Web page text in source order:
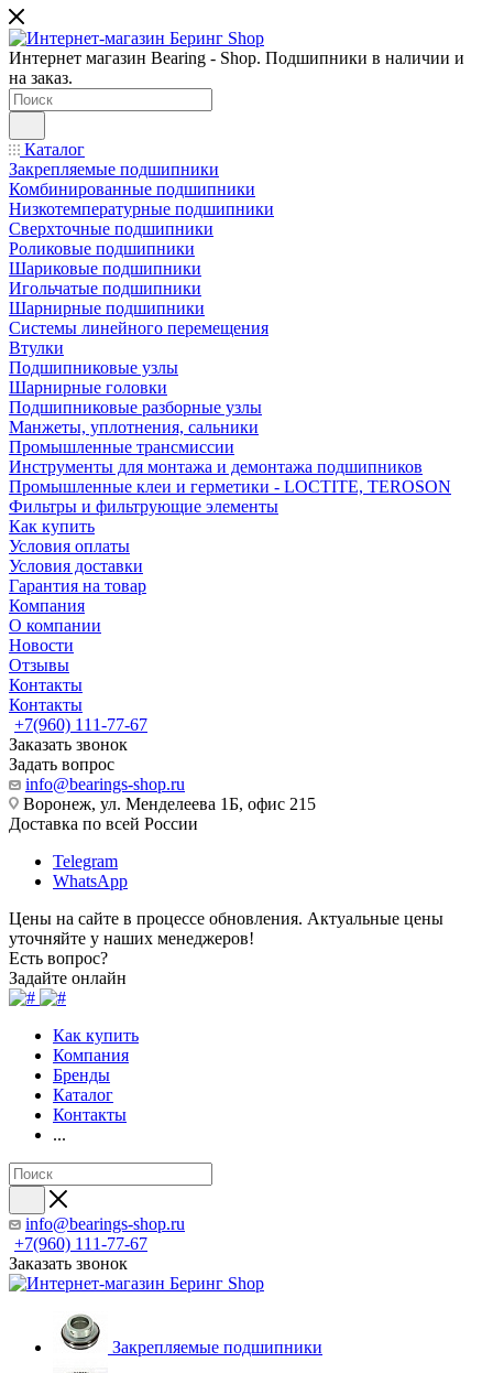
Интернет магазин Bearing - Shop. Подшипники в наличии и
на заказ.
Каталог
Закрепляемые подшипники
Комбинированные подшипники
Низкотемпературные подшипники
Сверхточные подшипники
Роликовые подшипники
Шариковые подшипники
Игольчатые подшипники
Шарнирные подшипники
Системы линейного перемещения
Втулки
Подшипниковые узлы
Шарнирные головки
Подшипниковые разборные узлы
Манжеты, уплотнения, сальники
Промышленные трансмиссии
Инструменты для монтажа и демонтажа подшипников
Промышленные клеи и герметики - LOCTITE, TEROSON
Фильтры и фильтрующие элементы
Как купить
Условия оплаты
Условия доставки
Гарантия на товар
Компания
О компании
Новости
Отзывы
Контакты
Контакты
+7(960) 111-77-67
Заказать звонок
Задать вопрос
info@bearings-shop.ru
Воронеж, ул. Менделеева 1Б, офис 215
Доставка по всей России
Telegram
WhatsApp
Цены на сайте в процессе обновления. Актуальные цены
уточняйте у наших менеджеров!
Есть вопрос?
Задайте онлайн
Как купить
Компания
Бренды
Каталог
Контакты
...
info@bearings-shop.ru
+7(960) 111-77-67
Заказать звонок
Закрепляемые подшипники